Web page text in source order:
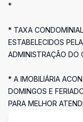
*
* TAXA
ESTABELECIDOS PELA
ADMINISTRAÇÃO DO
* A IMOBILIÁRIA
DOMINGOS E
PARA MELHOR